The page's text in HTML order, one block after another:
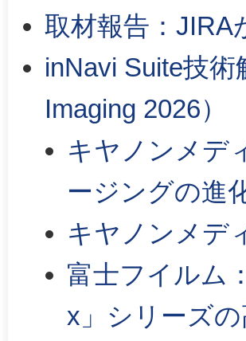
取材報告：JIRA
inNavi Suite技
Imaging 2026）
キヤノンメデ
ージングの進
キヤノンメデ
富士フイルム
x」シリーズ